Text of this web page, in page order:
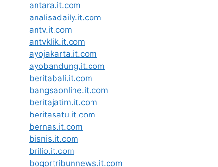
antara.it.com
analisadaily.it.com
antv.it.com
antvklik.it.com
ayojakarta.it.com
ayobandung.it.com
beritabali.it.com
bangsaonline.it.com
beritajatim.it.com
beritasatu.it.com
bernas.it.com
bisnis.it.com
brilio.it.com
bogortribunnews.it.com